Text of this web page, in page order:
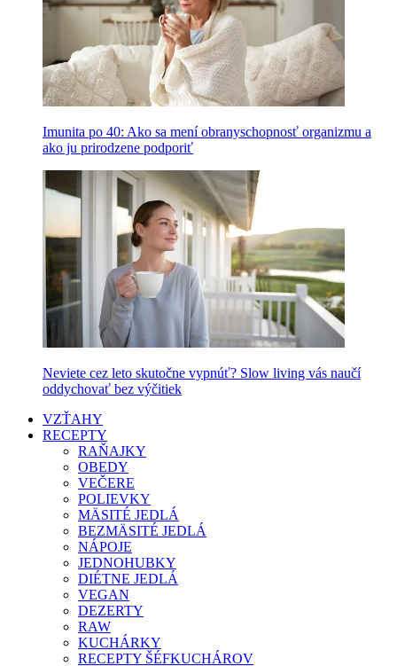
Imunita po 40: Ako sa mení obranyschopnosť organizmu a
ako ju prirodzene podporiť
Neviete cez leto skutočne vypnúť? Slow living vás naučí
oddychovať bez výčitiek
VZŤAHY
RECEPTY
RAŇAJKY
OBEDY
VEČERE
POLIEVKY
MÄSITÉ JEDLÁ
BEZMÄSITÉ JEDLÁ
NÁPOJE
JEDNOHUBKY
DIÉTNE JEDLÁ
VEGAN
DEZERTY
RAW
KUCHÁRKY
RECEPTY ŠÉFKUCHÁROV